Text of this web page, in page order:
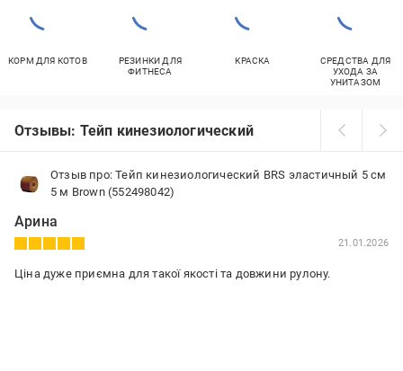
КОРМ ДЛЯ КОТОВ
РЕЗИНКИ ДЛЯ
ФИТНЕСА
КРАСКА
СРЕДСТВА ДЛЯ
УХОДА ЗА
УНИТАЗОМ
Отзывы: Тейп кинезиологический
Отзыв про: Тейп кинезиологический BRS эластичный 5 см
5 м Brown (552498042)
Арина
21.01.2026
Ціна дуже приємна для такої якості та довжини рулону.